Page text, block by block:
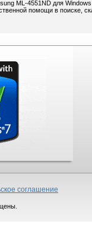
ML-4551ND для
помощи в поиске,
соглашение